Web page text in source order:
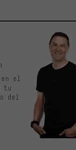
el
tu
del